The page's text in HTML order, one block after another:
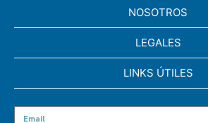
NOSOTROS
LEGALES
LINKS ÚTILES